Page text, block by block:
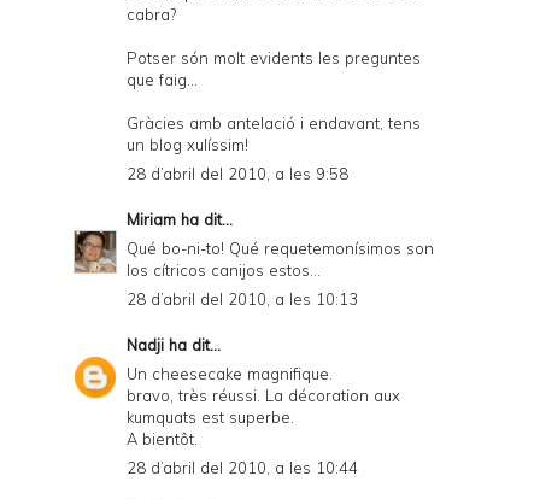
cabra?
Potser són molt evidents les preguntes
que faig...
Gràcies amb antelació i endavant, tens
un blog xulíssim!
28 d’abril del 2010, a les 9:58
Miriam ha dit...
Qué bo-ni-to! Qué requetemonísimos son
los cítricos canijos estos...
28 d’abril del 2010, a les 10:13
Nadji ha dit...
Un cheesecake magnifique.
bravo, très réussi. La décoration aux
kumquats est superbe.
A bientôt.
28 d’abril del 2010, a les 10:44